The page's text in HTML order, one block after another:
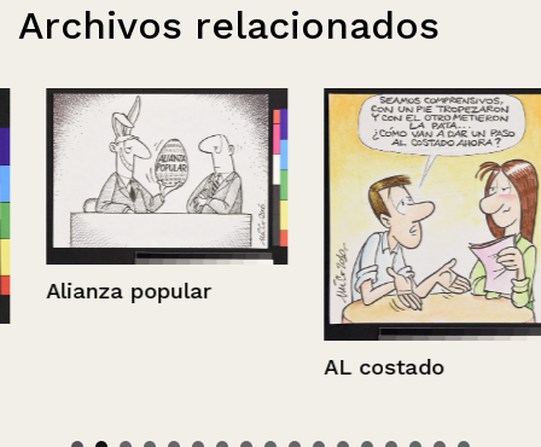
Archivos relacionados
Alianza popular
AL costado